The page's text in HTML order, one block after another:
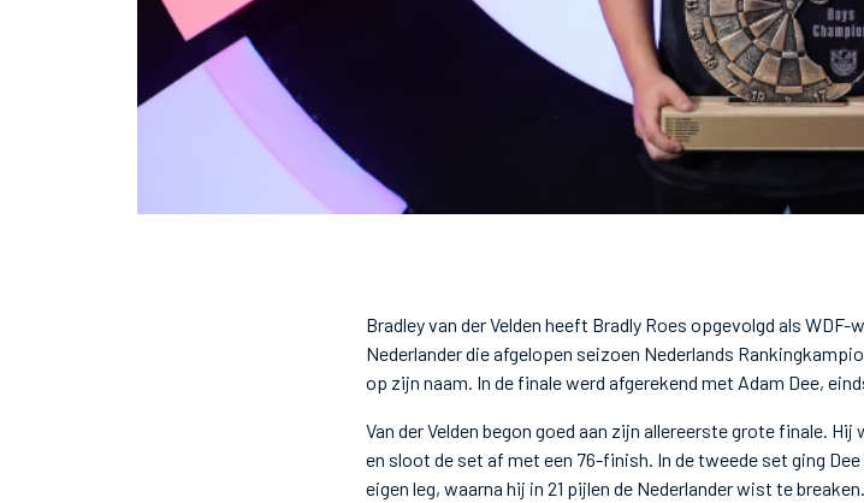
Bradley van der Velden heeft Bradly Roes opgevolgd als
Nederlander die afgelopen seizoen Nederlands
op zijn naam. In de finale werd afgerekend met Adam Dee,
Van der Velden begon goed aan zijn allereerste grote finale.
en sloot de set af met een 76-finish. In de tweede set ging
eigen leg, waarna hij in 21 pijlen de Nederlander wist te